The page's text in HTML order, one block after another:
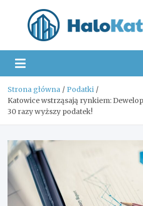
Strona główna
Podatki
Katowice wstrząsają rynkiem:
30 razy wyższy podatek!